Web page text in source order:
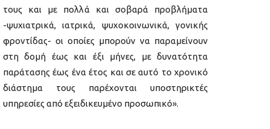
τους και με πολλά και σοβαρά προβλήματα
-ψυχιατρικά, ιατρικά, ψυχοκοινωνικά, γονικής
φροντίδας- οι οποίες μπορούν να παραμείνουν
στη δομή έως και έξι μήνες, με δυνατότητα
παράτασης έως ένα έτος και σε αυτό το χρονικό
διάστημα τους παρέχονται υποστηρικτές
υπηρεσίες από εξειδικευμένο προσωπικό».